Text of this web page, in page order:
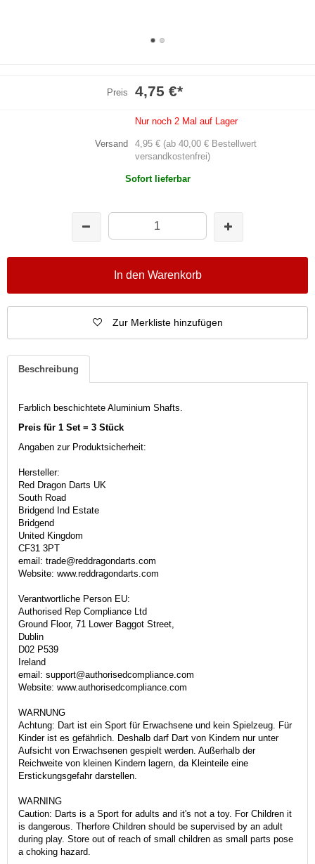
Preis 4,75 €*
Nur noch 2 Mal auf Lager
Versand
4,95 € (ab 40,00 € Bestellwert
versandkostenfrei)
Sofort lieferbar
In den Warenkorb
Zur Merkliste hinzufügen
Beschreibung
Farblich beschichtete Aluminium Shafts.
Preis für 1 Set = 3 Stück
Angaben zur Produktsicherheit:
Hersteller:
Red Dragon Darts UK
South Road
Bridgend Ind Estate
Bridgend
United Kingdom
CF31 3PT
email: trade@reddragondarts.com
Website: www.reddragondarts.com
Verantwortliche Person EU:
Authorised Rep Compliance Ltd
Ground Floor, 71 Lower Baggot Street,
Dublin
D02 P539
Ireland
email: support@authorisedcompliance.com
Website: www.authorisedcompliance.com
WARNUNG
Achtung: Dart ist ein Sport für Erwachsene und kein Spielzeug. Für
Kinder ist es gefährlich. Deshalb darf Dart von Kindern nur unter
Aufsicht von Erwachsenen gespielt werden. Außerhalb der
Reichweite von kleinen Kindern lagern, da Kleinteile eine
Erstickungsgefahr darstellen.
WARNING
Caution: Darts is a Sport for adults and it's not a toy. For Children it
is dangerous. Therfore Children should be supervised by an adult
during play. Store out of reach of small children as small parts pose
a choking hazard.